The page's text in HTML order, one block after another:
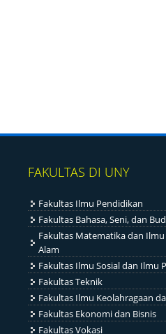
FAKULTAS DI UNY
Fakultas Ilmu Pendidikan
Fakultas Bahasa, Seni, dan
Fakultas Matematika dan
Alam
Fakultas Ilmu Sosial dan Ilmu
Fakultas Teknik
Fakultas Ilmu Keolahragaan
Fakultas Ekonomi dan Bisnis
Fakultas Vokasi